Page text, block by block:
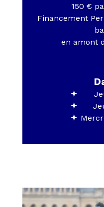
150 €
Financement
en amont